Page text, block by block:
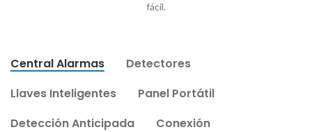
fácil.
Central Alarmas
Detectores
Llaves Inteligentes
Panel Portátil
Detección Anticipada
Conexión